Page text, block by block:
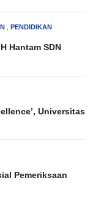
PENDIDIKAN
Hantam SDN
Universitas
Pemeriksaan